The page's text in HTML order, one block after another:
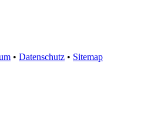
• Datenschutz • Sitemap